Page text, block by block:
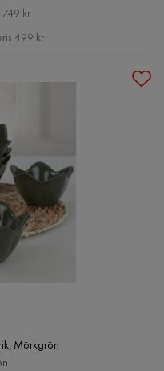
749 kr
499 kr
Mörkgrön